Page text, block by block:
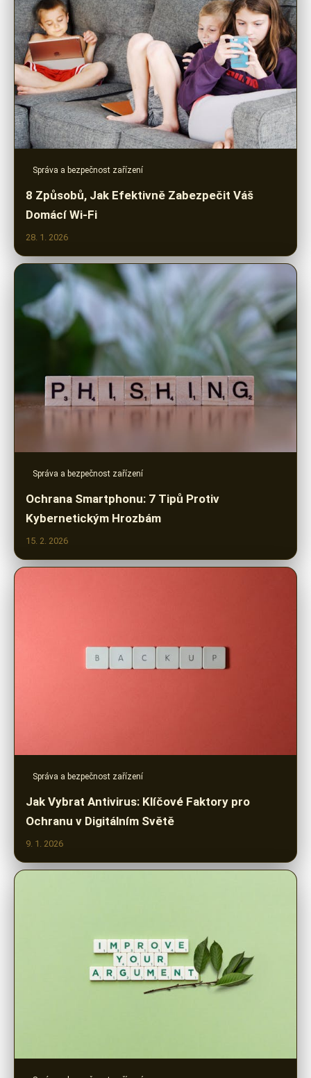
Správa a bezpečnost zařízení
8 Způsobů, Jak Efektivně Zabezpečit Váš
Domácí Wi-Fi
28. 1. 2026
Správa a bezpečnost zařízení
Ochrana Smartphonu: 7 Tipů Protiv
Kybernetickým Hrozbám
15. 2. 2026
Správa a bezpečnost zařízení
Jak Vybrat Antivirus: Klíčové Faktory pro
Ochranu v Digitálním Světě
9. 1. 2026